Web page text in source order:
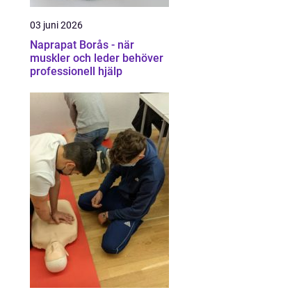
03 juni 2026
Naprapat Borås - när
muskler och leder behöver
professionell hjälp